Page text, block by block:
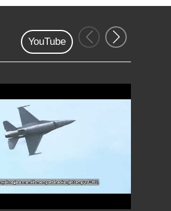
YouTube